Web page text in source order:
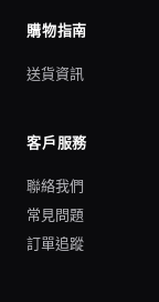
購物指南
送貨資訊
客戶服務
聯絡我們
常見問題
訂單追蹤